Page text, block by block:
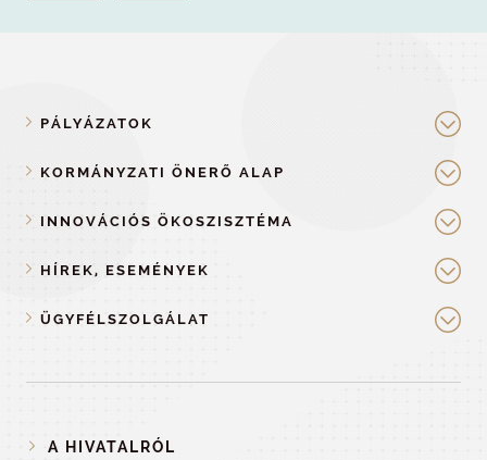
PÁLYÁZATOK
KORMÁNYZATI ÖNERŐ ALAP
INNOVÁCIÓS ÖKOSZISZTÉMA
HÍREK, ESEMÉNYEK
ÜGYFÉLSZOLGÁLAT
A HIVATALRÓL